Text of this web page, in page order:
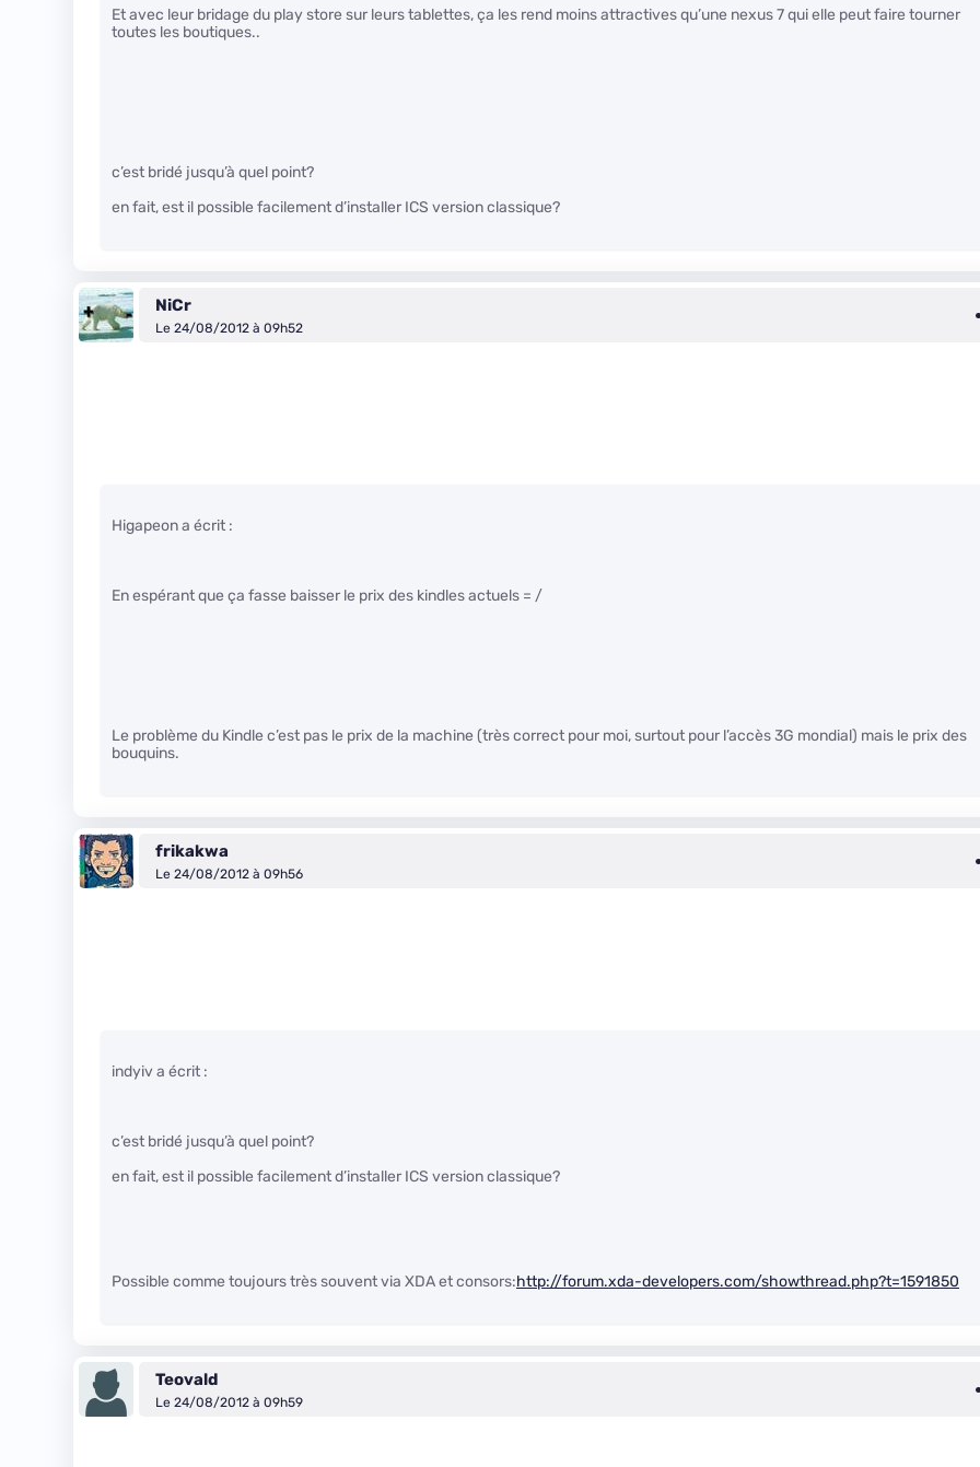
Et avec leur bridage du play store sur leurs tablettes, ça les rend moins attractives qu’une nexus 7 qui elle peut faire tourner
toutes les boutiques..
c’est bridé jusqu’à quel point?
en fait, est il possible facilement d’installer ICS version classique?
NiCr
Le 24/08/2012 à 09h52
Higapeon a écrit :
En espérant que ça fasse baisser le prix des kindles actuels = /
Le problème du Kindle c’est pas le prix de la machine (très correct pour moi, surtout pour l’accès 3G mondial) mais le prix des
bouquins.
frikakwa
Le 24/08/2012 à 09h56
indyiv a écrit :
c’est bridé jusqu’à quel point?
en fait, est il possible facilement d’installer ICS version classique?
Possible comme toujours très souvent via XDA et consors:http://forum.xda-developers.com/showthread.php?t=1591850
Teovald
Le 24/08/2012 à 09h59